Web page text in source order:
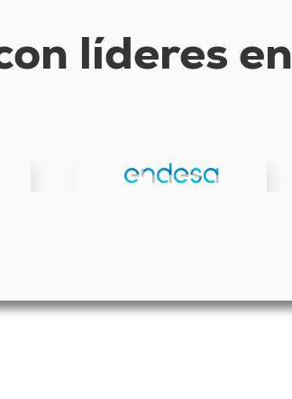
líderes en